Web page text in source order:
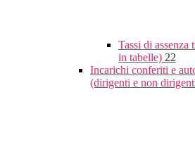
Tassi di assenza
in tabelle) 22
Incarichi conferiti e
(dirigenti e non